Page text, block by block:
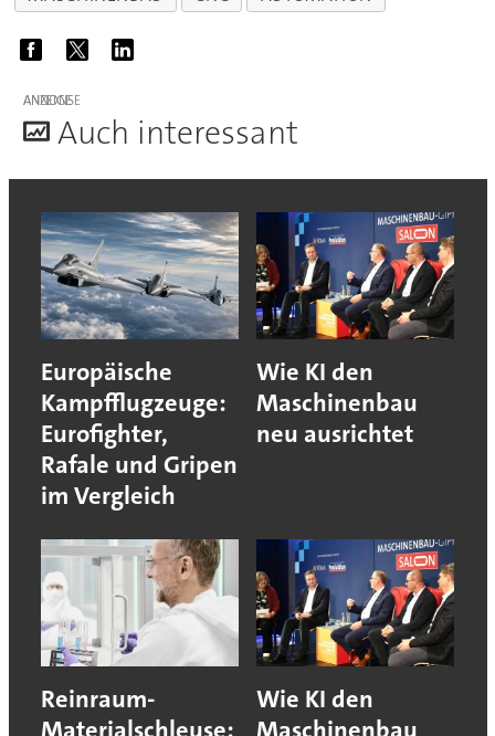
ANZEIGE
Auch interessant
Europäische
Kampfflugzeuge:
Eurofighter,
Rafale und Gripen
im Vergleich
Wie KI den
Maschinenbau
neu ausrichtet
Reinraum-
Wie KI den